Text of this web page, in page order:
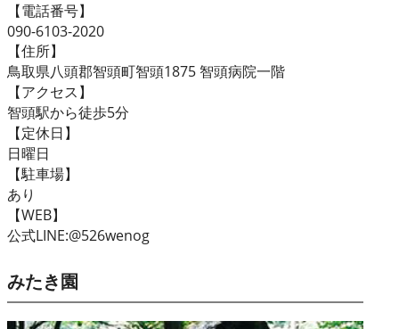
【電話番号】
090-6103-2020
【住所】
鳥取県八頭郡智頭町智頭1875 智頭病院一階
【アクセス】
智頭駅から徒歩5分
【定休日】
日曜日
【駐車場】
あり
【WEB】
公式LINE:@526wenog
みたき園